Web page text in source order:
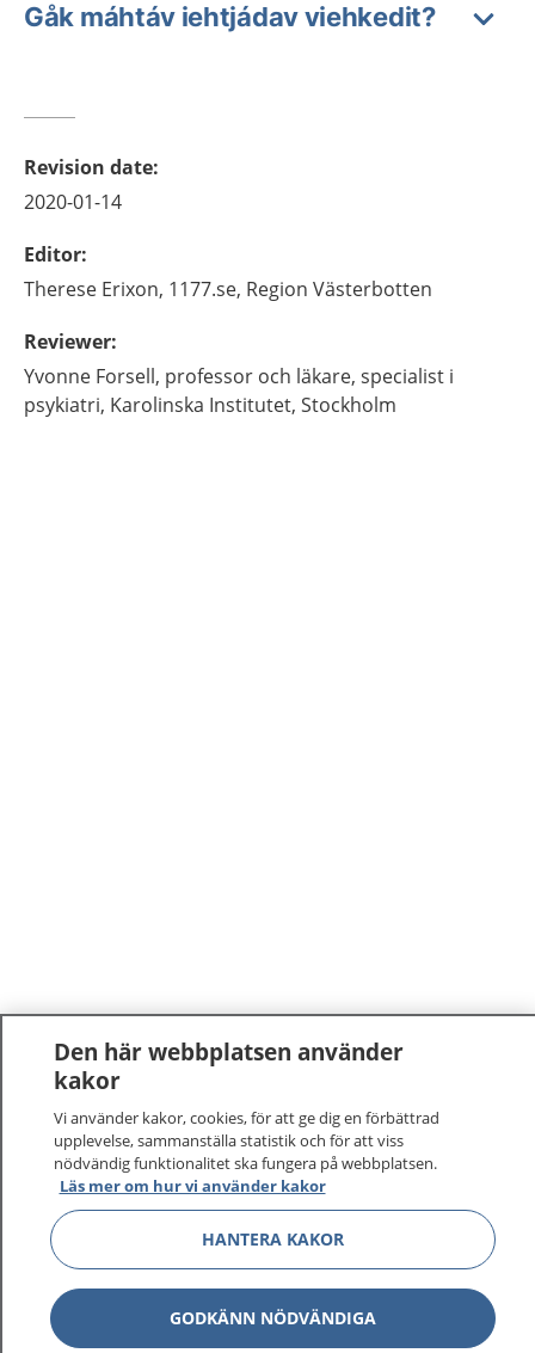
Gåk máhtáv iehtjádav viehkedit?
Revision date:
2020-01-14
Editor:
Therese Erixon, 1177.se, Region Västerbotten
Reviewer:
Yvonne Forsell, professor och läkare, specialist i
psykiatri, Karolinska Institutet, Stockholm
1177 –tryggt om din hälsa och vård
På 1177.se får du råd om hälsa och information om
sjukdomar och vilka mottagningar du kan kontakta.
Logga in för att läsa din journal och göra dina
vårdärenden. Ring telefonnummer 1177 för
sjukvårdsrådgivning dygnet runt.
1177 ger dig råd när du vill må bättre.
Den här webbplatsen använder
kakor
Vi använder kakor, cookies, för att ge dig en förbättrad
upplevelse, sammanställa statistik och för att viss
nödvändig funktionalitet ska fungera på webbplatsen.
Läs mer om hur vi använder kakor
HANTERA KAKOR
GODKÄNN NÖDVÄNDIGA